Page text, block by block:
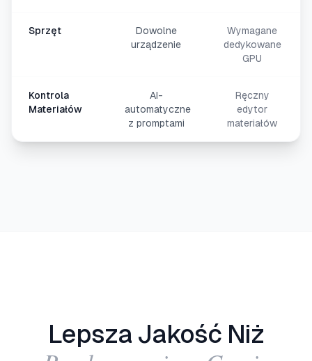
Sprzęt
Dowolne
urządzenie
Wymagane
dedykowane
GPU
Kontrola
Materiałów
AI-
automatyczne
z promptami
Ręczny
edytor
materiałów
Lepsza Jakość Niż